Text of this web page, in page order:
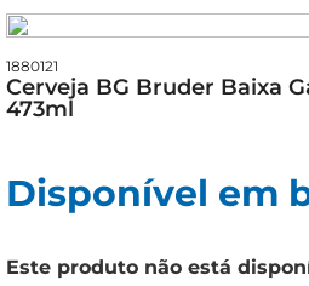
1880121
Cerveja BG Bruder Baixa
473ml
Disponível em
Este produto não está
leite
queijo
azeite
iogurte